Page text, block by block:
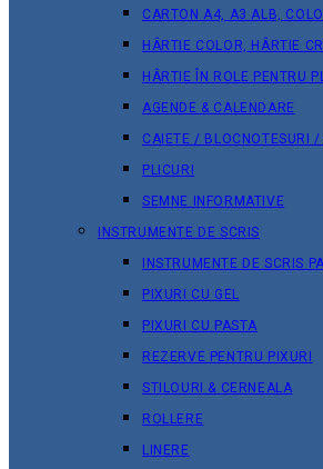
CARTON A4, A3 ALB,
HÂRTIE COLOR, HÂRTIE
HÂRTIE ÎN ROLE PENTRU
AGENDE & CALENDARE
CAIETE / BLOCNOTESURI /
PLICURI
SEMNE INFORMATIVE
INSTRUMENTE DE SCRIS
INSTRUMENTE DE SCRIS
PIXURI CU GEL
PIXURI CU PASTA
REZERVE PENTRU PIXURI
STILOURI & СERNEALA
ROLLERE
LINERE